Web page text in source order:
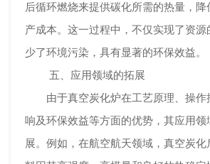
后循环燃烧来提供碳化所需的热量，
产成本。这一过程中，不仅实现了资
少了环境污染，具有显著的环保效益。
五、应用领域的拓展
由于真空炭化炉在工艺原理、操
响及环保效益等方面的优势，其应用
展。例如，在航空航天领域，真空炭